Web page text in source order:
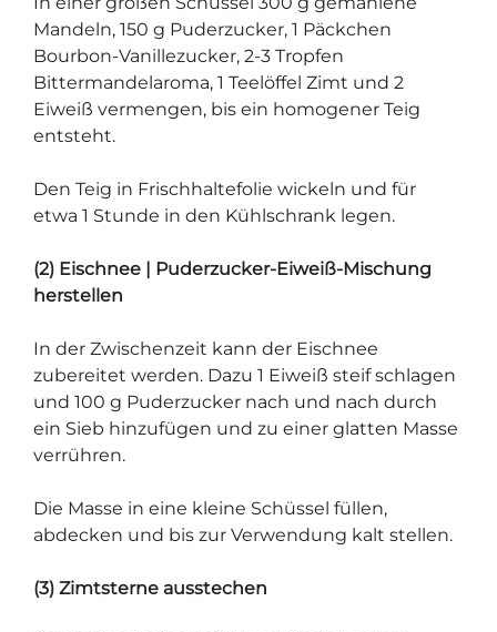
Mandeln, 150 g Puderzucker, 1 Päckchen
Bourbon-Vanillezucker, 2-3 Tropfen
Bittermandelaroma, 1 Teelöffel Zimt und 2
Eiweiß vermengen, bis ein homogener Teig
entsteht.
Den Teig in Frischhaltefolie wickeln und für
etwa 1 Stunde in den Kühlschrank legen.
(2) Eischnee | Puderzucker-Eiweiß-Mischung
herstellen
In der Zwischenzeit kann der Eischnee
zubereitet werden. Dazu 1 Eiweiß steif schlagen
und 100 g Puderzucker nach und nach durch
ein Sieb hinzufügen und zu einer glatten Masse
verrühren.
Die Masse in eine kleine Schüssel füllen,
abdecken und bis zur Verwendung kalt stellen.
(3) Zimtsterne ausstechen